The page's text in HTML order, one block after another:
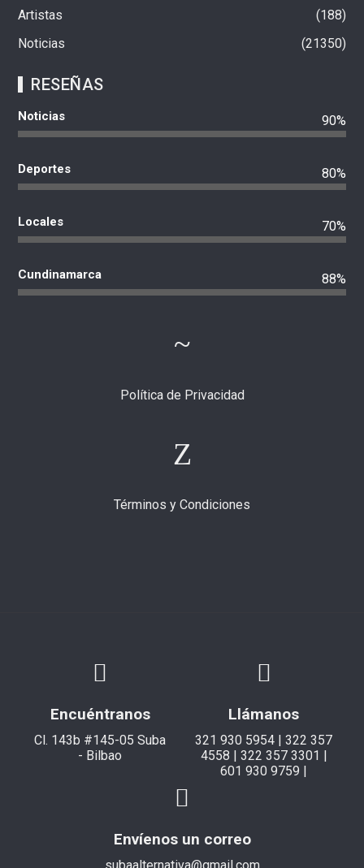
Artistas
188
Noticias
21350
RESEÑAS
Noticias 90%
Deportes 80%
Locales 70%
Cundinamarca 88%
Política de Privacidad
Términos y Condiciones
Encuéntranos
Cl. 143b #145-05 Suba
- Bilbao
Llámanos
321 930 5954 | 322 357
4558 | 322 357 3301 |
601 930 9759 |
Envíenos un correo